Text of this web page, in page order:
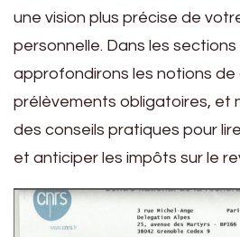
une vision plus précise de
personnelle. Dans les
approfondirons les notions
prélèvements obligatoires, et
des conseils pratiques pour
et anticiper les impôts sur le